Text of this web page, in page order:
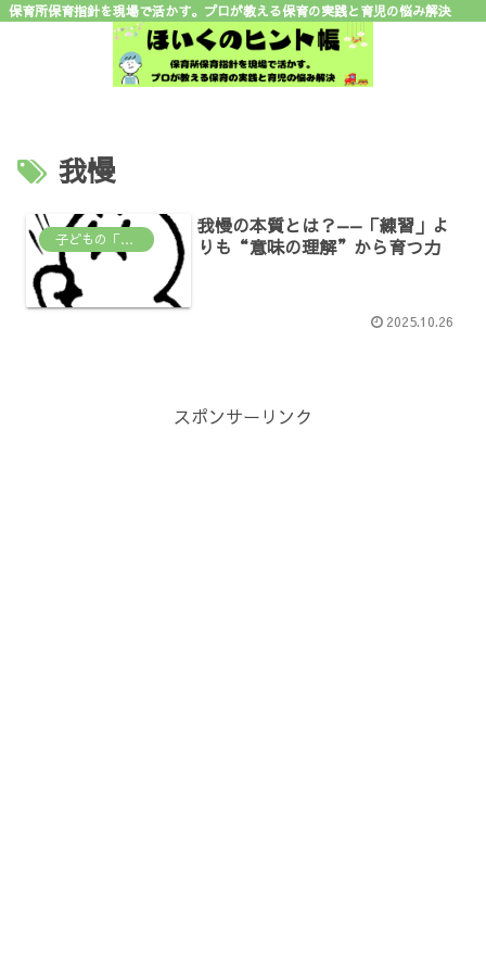
保育所保育指針を現場で活かす。プロが教える保育の実践と育児の悩み解決
我慢
子どもの「なんで？」がわかる場所
我慢の本質とは？——「練習」よ
りも“意味の理解”から育つ力
2025.10.26
スポンサーリンク